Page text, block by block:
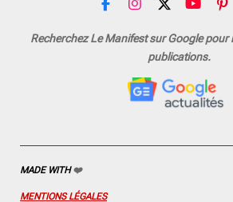
F
c
I
s
r
a
X
Y
u
T
u
e
P
n
s
t
Recherchez Le Manifest sur Google pour
publications.
MADE WITH❤️
MENTIONS LÉGALES